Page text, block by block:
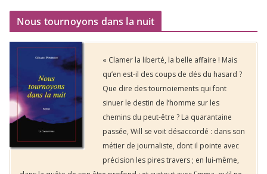
Nous tournoyons dans la nuit
« Clamer la liberté, la belle affaire ! Mais
qu’en est-il des coups de dés du hasard ?
Que dire des tournoiements qui font
sinuer le destin de l’homme sur les
chemins du peut-être ? La quarantaine
passée, Will se voit désaccordé : dans son
métier de journaliste, dont il pointe avec
précision les pires travers ; en lui-même,